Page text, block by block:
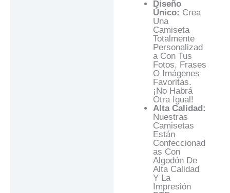
Diseño
Único: Crea
Una
Camiseta
Totalmente
Personalizad
A Con Tus
Fotos, Frases
O Imágenes
Favoritas.
¡No Habrá
Otra Igual!
Alta Calidad:
Nuestras
Camisetas
Están
Confeccionad
As Con
Algodón De
Alta Calidad
Y La
Impresión